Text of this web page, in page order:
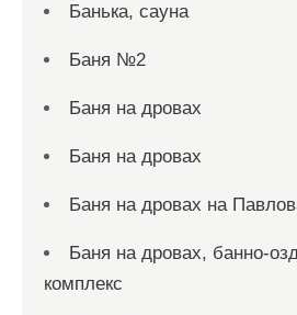
Банька, сауна
Баня №2
Баня на дровах
Баня на дровах
Баня на дровах на
Баня на дровах, банно-
комплекс